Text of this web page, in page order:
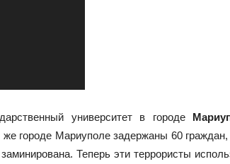
университет в городе
городе Мариуполе задержаны 60
заминирована. Теперь эти террористы